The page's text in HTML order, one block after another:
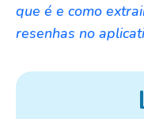
que é e como
resenhas no